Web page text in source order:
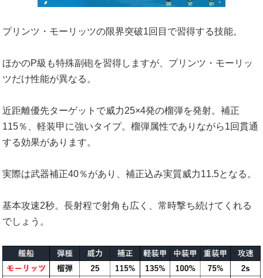
プリンツ・モーリッツの限界突破1回目で習得する技能。
ほかのP級も特殊副砲を習得しますが、プリンツ・モーリッ
ツだけ性能が異なる。
近距離優先ターゲットで威力25×4発の榴弾を発射。補正
115％、軽装甲に強いタイプ。榴弾属性でありながら1回貫通
する効果があります。
実際は武器補正40％があり、補正込み実質威力11.5となる。
基本攻速2秒。長射程で射角も広く、常時撃ち続けてくれる
でしょう。